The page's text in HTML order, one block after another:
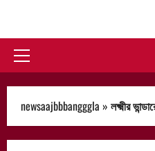
Primary
newsaajbbbangggla » লক্ষ্মীর